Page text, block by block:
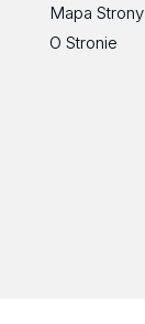
Mapa Strony
O Stronie